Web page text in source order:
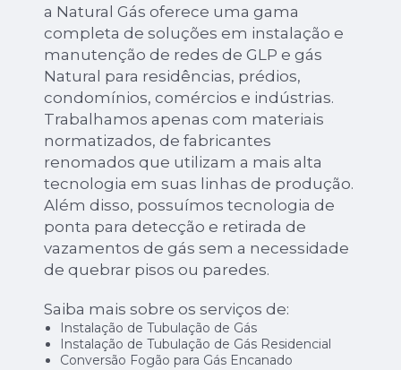
a Natural Gás oferece uma gama
completa de soluções em instalação e
manutenção de redes de GLP e gás
Natural para residências, prédios,
condomínios, comércios e indústrias.
Trabalhamos apenas com materiais
normatizados, de fabricantes
renomados que utilizam a mais alta
tecnologia em suas linhas de produção.
Além disso, possuímos tecnologia de
ponta para detecção e retirada de
vazamentos de gás sem a necessidade
de quebrar pisos ou paredes.
Saiba mais sobre os serviços de:
Instalação de Tubulação de Gás
Instalação de Tubulação de Gás Residencial
Conversão Fogão para Gás Encanado